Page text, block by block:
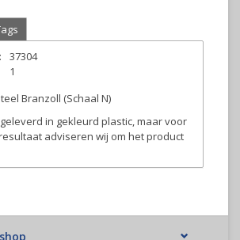
37304
1
Branzoll (Schaal N)
in gekleurd plastic, maar voor
adviseren wij om het product